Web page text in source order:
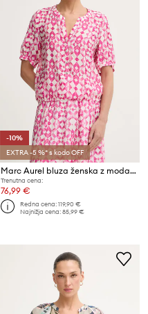
-10%
EXTRA -5 %* s kodo OFF
Marc Aurel bluza ženska z modalom
Trenutna cena:
76,99 €
Redna cena:119,90 €
Najnižja cena:85,99 €